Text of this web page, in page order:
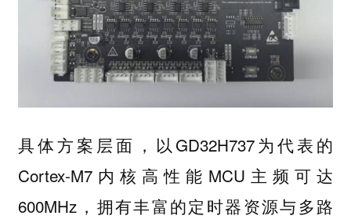
具体方案层面，以GD32H737为代表的
Cortex-M7内核高性能MCU主频可达
600MHz，拥有丰富的定时器资源与多路